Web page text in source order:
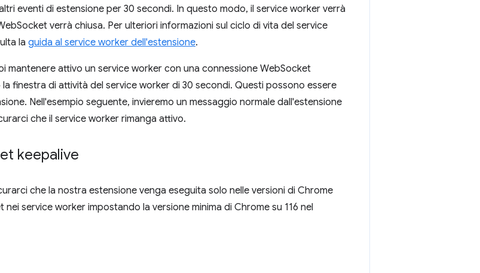
eventi di estensione per 30 secondi. In questo modo, il service worker verrà
verrà chiusa. Per ulteriori informazioni sul ciclo di vita del service
la guida al service worker dell'estensione.
mantenere attivo un service worker con una connessione WebSocket
finestra di attività del service worker di 30 secondi. Questi possono essere
Nell'esempio seguente, invieremo un messaggio normale dall'estensione
che il service worker rimanga attivo.
keepalive
che la nostra estensione venga eseguita solo nelle versioni di Chrome
service worker impostando la versione minima di Chrome su 116 nel